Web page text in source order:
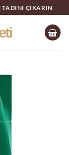
TADINI ÇIKARIN